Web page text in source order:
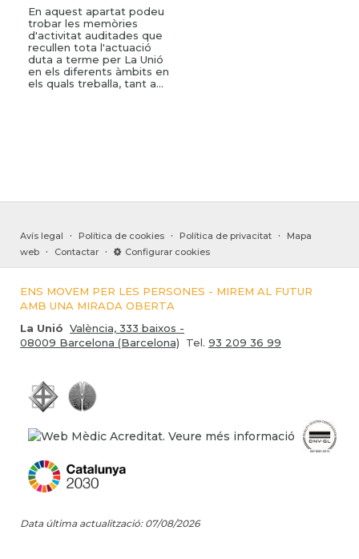
En aquest apartat podeu
trobar les memòries
d'activitat auditades que
recullen tota l'actuació
duta a terme per La Unió
en els diferents àmbits en
els quals treballa, tant a...
Avís legal · Política de cookies · Política de privacitat ·
Mapa
web
· Contactar · Configurar cookies
ENS MOVEM PER LES PERSONES - MIREM AL FUTUR
AMB UNA MIRADA OBERTA
La Unió València, 333 baixos -
08009 Barcelona (Barcelona) Tel. 93 209 36 99
Data última actualització: 07/08/2026